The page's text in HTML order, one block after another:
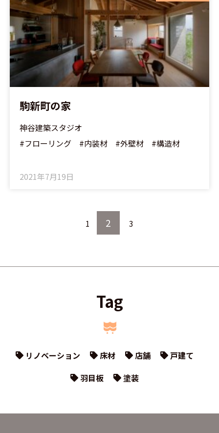
駒新町の家
神谷建築スタジオ
#フローリング #内装材 #外壁材 #構造材
2021年7月19日
1 2 3
Tag
リノベーション 床材 店舗
戸建て
羽目板
塗装